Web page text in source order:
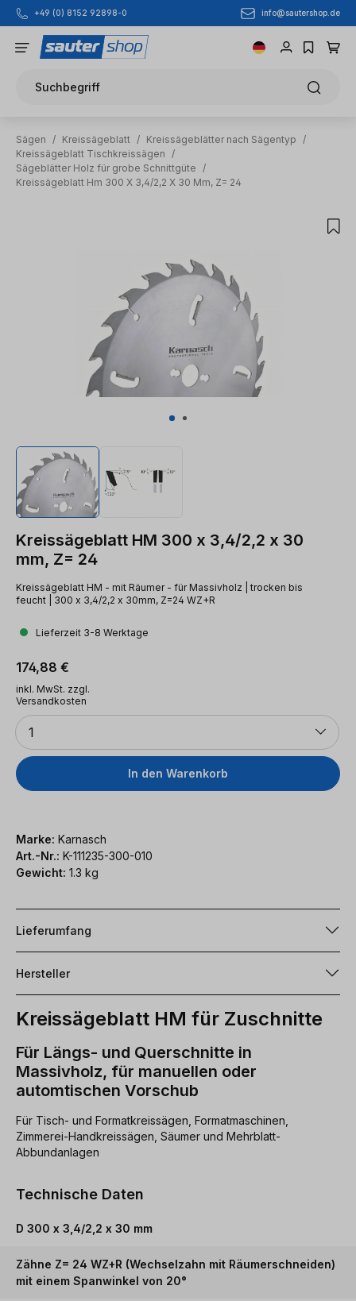
Zum Hauptinhalt springen
+49 (0) 8152 92898-0 info@sautershop.de
Suchbegriff
Sägen / Kreissägeblatt / Kreissägeblätter nach Sägentyp
/
Kreissägeblatt Tischkreissägen
/
Sägeblätter Holz für grobe Schnittgüte
/
Kreissägeblatt Hm 300 X 3,4/2,2 X 30 Mm, Z= 24
Kreissägeblatt HM 300 x 3,4/2,2 x 30
mm, Z= 24
Kreissägeblatt HM - mit Räumer - für Massivholz | trocken bis
feucht | 300 x 3,4/2,2 x 30mm, Z=24 WZ+R
Lieferzeit 3-8 Werktage
Regulärer Preis:
174,88 €
inkl. MwSt. zzgl.
Versandkosten
Anzahl
1
In den Warenkorb
Marke: Karnasch
Art.-Nr.: K-111235-300-010
Gewicht: 1.3 kg
Lieferumfang
Hersteller
Kreissägeblatt HM für Zuschnitte
Für Längs- und Querschnitte in
Massivholz, für manuellen oder
automtischen Vorschub
Für Tisch- und Formatkreissägen, Formatmaschinen,
Zimmerei-Handkreissägen, Säumer und Mehrblatt-
Abbundanlagen
Technische Daten
D 300 x 3,4/2,2 x 30 mm
Zähne Z= 24 WZ+R (Wechselzahn mit Räumerschneiden)
mit einem Spanwinkel von 20°